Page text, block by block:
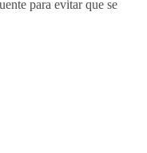
para evitar que se